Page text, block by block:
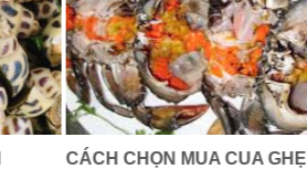
CÁCH CHỌN MUA CUA GHẸ